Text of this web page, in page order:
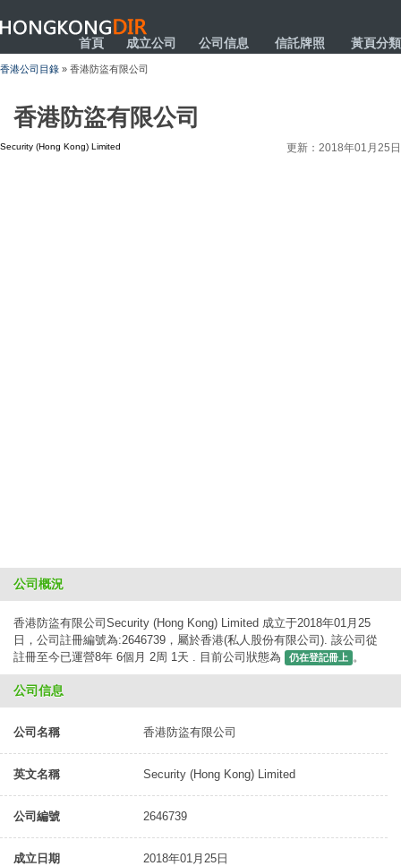
HONGKONGDIR
首頁 成立公司 公司信息 信託牌照 黃頁分類
香港公司目錄 » 香港防盜有限公司
香港防盜有限公司
Security (Hong Kong) Limited 更新：2018年01月25日
公司概況
香港防盜有限公司Security (Hong Kong) Limited 成立于2018年01月25
日，公司註冊編號為:2646739，屬於香港(私人股份有限公司). 該公司從
註冊至今已運營8年 6個月 2周 1天 . 目前公司狀態為
仍在登記冊上 。
公司信息
公司名稱 香港防盜有限公司
英文名稱 Security (Hong Kong) Limited
公司編號 2646739
成立日期 2018年01月25日